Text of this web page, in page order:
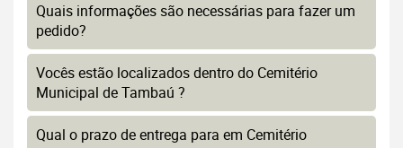
Quais informações são necessárias para fazer um
pedido?
Vocês estão localizados dentro do Cemitério
Municipal de Tambaú ?
Qual o prazo de entrega para em Cemitério